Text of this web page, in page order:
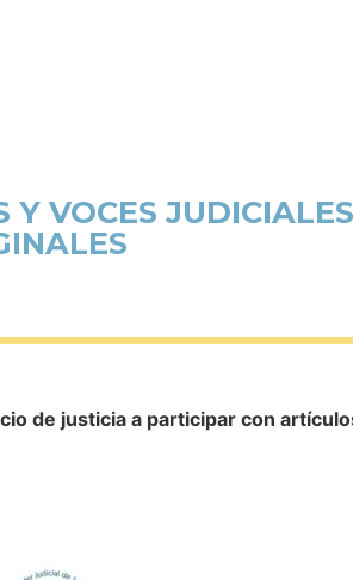
VOCES
de justicia a participar con